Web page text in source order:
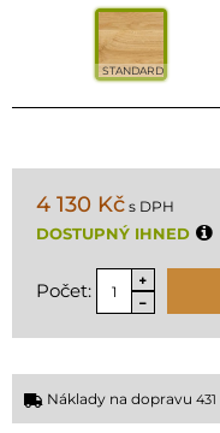
STANDARD
4 130 Kč s DPH
DOSTUPNÝ IHNED
Počet:
Náklady na dopravu 431